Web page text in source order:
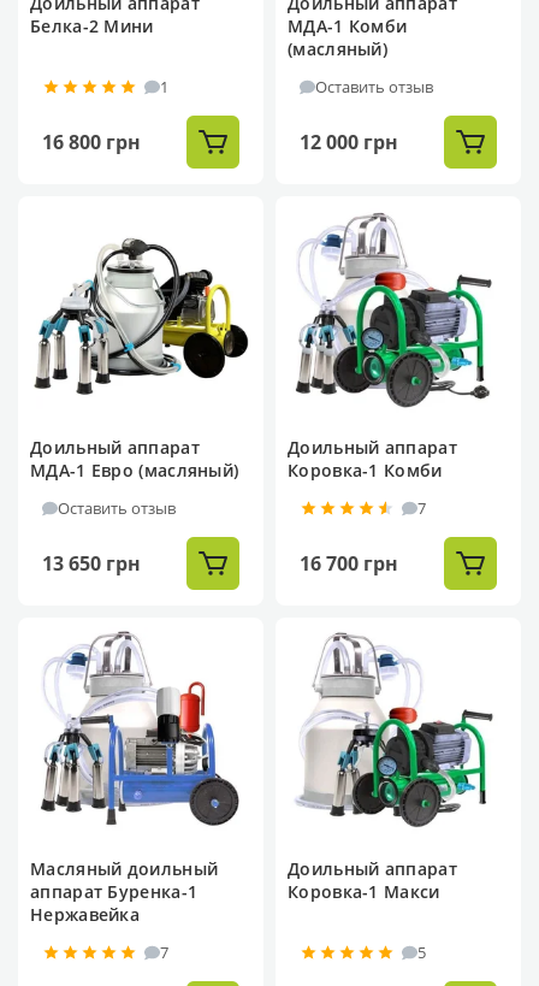
Белка-2 Мини
1
16 800 грн
МДА-1 Комби
(масляный)
Оставить отзыв
12 000 грн
Доильный аппарат
МДА-1 Евро (масляный)
Оставить отзыв
13 650 грн
Доильный аппарат
Коровка-1 Комби
7
16 700 грн
Масляный доильный
аппарат Буренка-1
Нержавейка
7
Доильный аппарат
Коровка-1 Макси
5